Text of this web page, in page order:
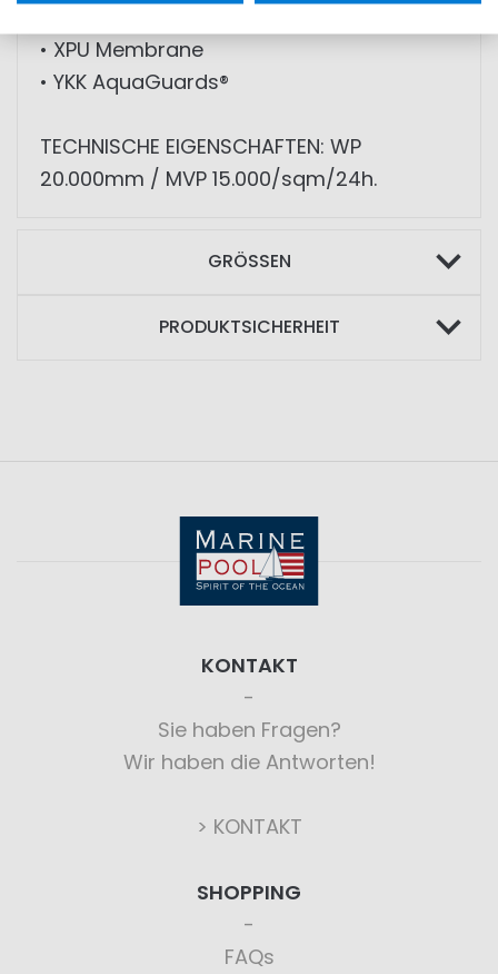
• XPU Membrane
• YKK AquaGuards®
TECHNISCHE EIGENSCHAFTEN: WP
20.000mm / MVP 15.000/sqm/24h.
GRÖSSEN
PRODUKTSICHERHEIT
KONTAKT
Sie haben Fragen?
Wir haben die Antworten!
> KONTAKT
SHOPPING
FAQs